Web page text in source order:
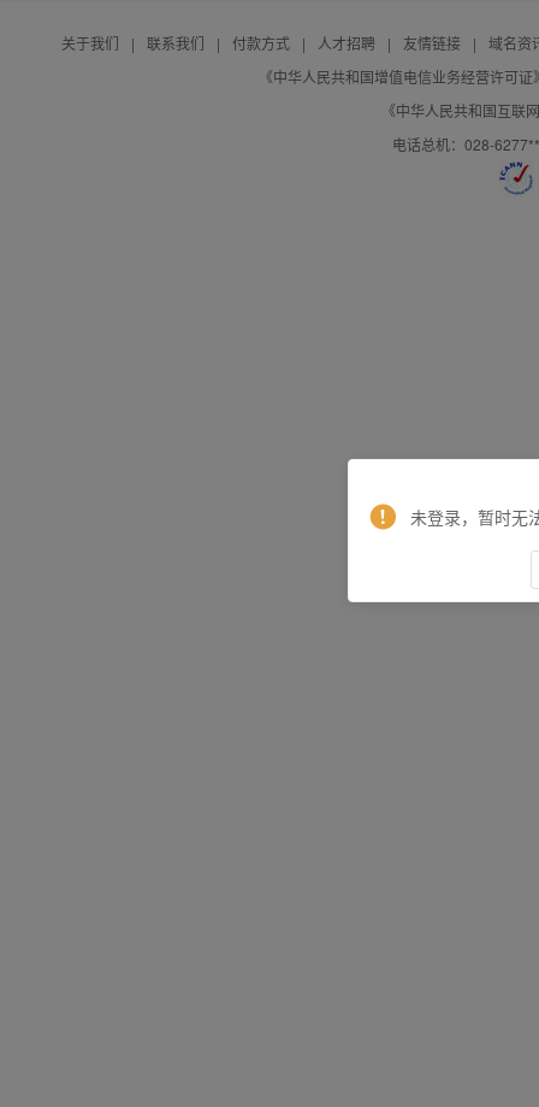
关于我们 | 联系我们 | 付款方式 | 人才招聘 | 友情链接 |
域名资
《中华人民共和国增值电信业务经营许可
《中华人民共和国互联
电话总机：028-
未登录，暂时无